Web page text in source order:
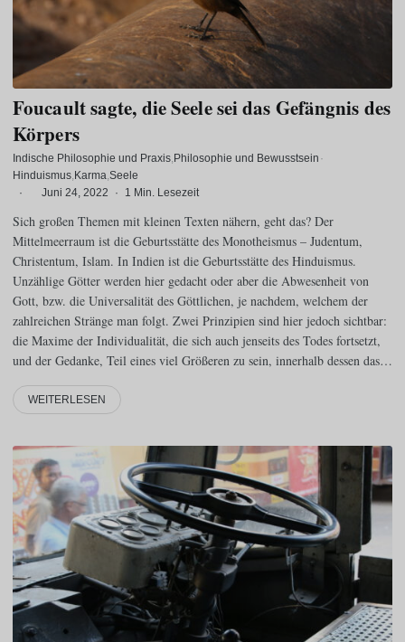
Foucault sagte, die Seele sei das Gefängnis des
Körpers
Indische Philosophie und Praxis Philosophie und Bewusstsein ·
Hinduismus Karma Seele
·
Juni 24, 2022 · 1 Min. Lesezeit
Sich großen Themen mit kleinen Texten nähern, geht das? Der
Mittelmeerraum ist die Geburtsstätte des Monotheismus – Judentum,
Christentum, Islam. In Indien ist die Geburtsstätte des Hinduismus.
Unzählige Götter werden hier gedacht oder aber die Abwesenheit von
Gott, bzw. die Universalität des Göttlichen, je nachdem, welchem der
zahlreichen Stränge man folgt. Zwei Prinzipien sind hier jedoch sichtbar:
die Maxime der Individualität, die sich auch jenseits des Todes fortsetzt,
und der Gedanke, Teil eines viel Größeren zu sein, innerhalb dessen das…
WEITERLESEN